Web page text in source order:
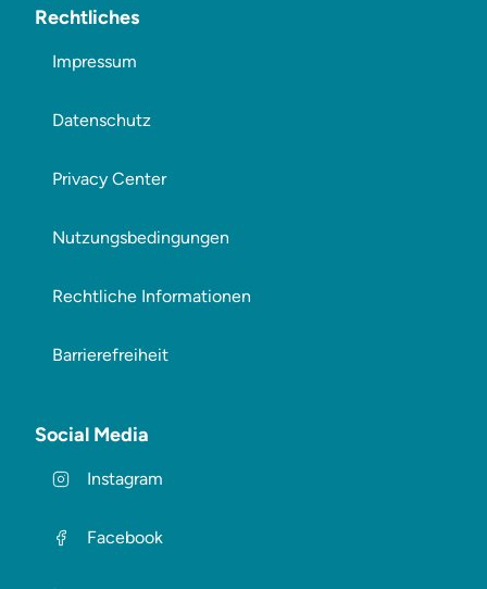
Rechtliches
Impressum
Datenschutz
Privacy Center
Nutzungsbedingungen
Rechtliche Informationen
Barrierefreiheit
Social Media
Instagram
Facebook